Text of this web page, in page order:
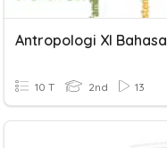
Antropologi XI Bahasa
10 T 2nd 13